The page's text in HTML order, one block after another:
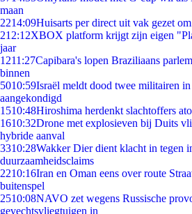
maan
2214:09Huisarts per direct uit vak gezet
212:12XBOX platform krijgt zijn eigen
jaar
1211:27Capibara's lopen Braziliaans
binnen
5010:59Israël meldt dood twee militairen
aangekondigd
1510:48Hiroshima herdenkt slachtoffers
1610:32Drone met explosieven bij Duits
hybride aanval
3310:28Wakker Dier dient klacht in tegen
duurzaamheidsclaims
2210:16Iran en Oman eens over route
buitenspel
2510:08NAVO zet wegens Russische
gevechtsvliegtuigen in